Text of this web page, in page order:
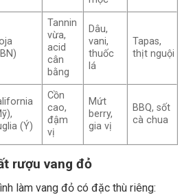
Tannin
vừa,
acid
cân
bằng
Dâu,
vani,
thuốc
lá
Tapas,
thịt nguội
(Ý)
Cồn
cao,
đậm
vị
Mứt
berry,
gia vị
BBQ, sốt
cà chua
rượu vang đỏ
làm vang đỏ có đặc thù riêng: